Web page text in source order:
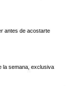
antes de acostarte
la semana, exclusiva